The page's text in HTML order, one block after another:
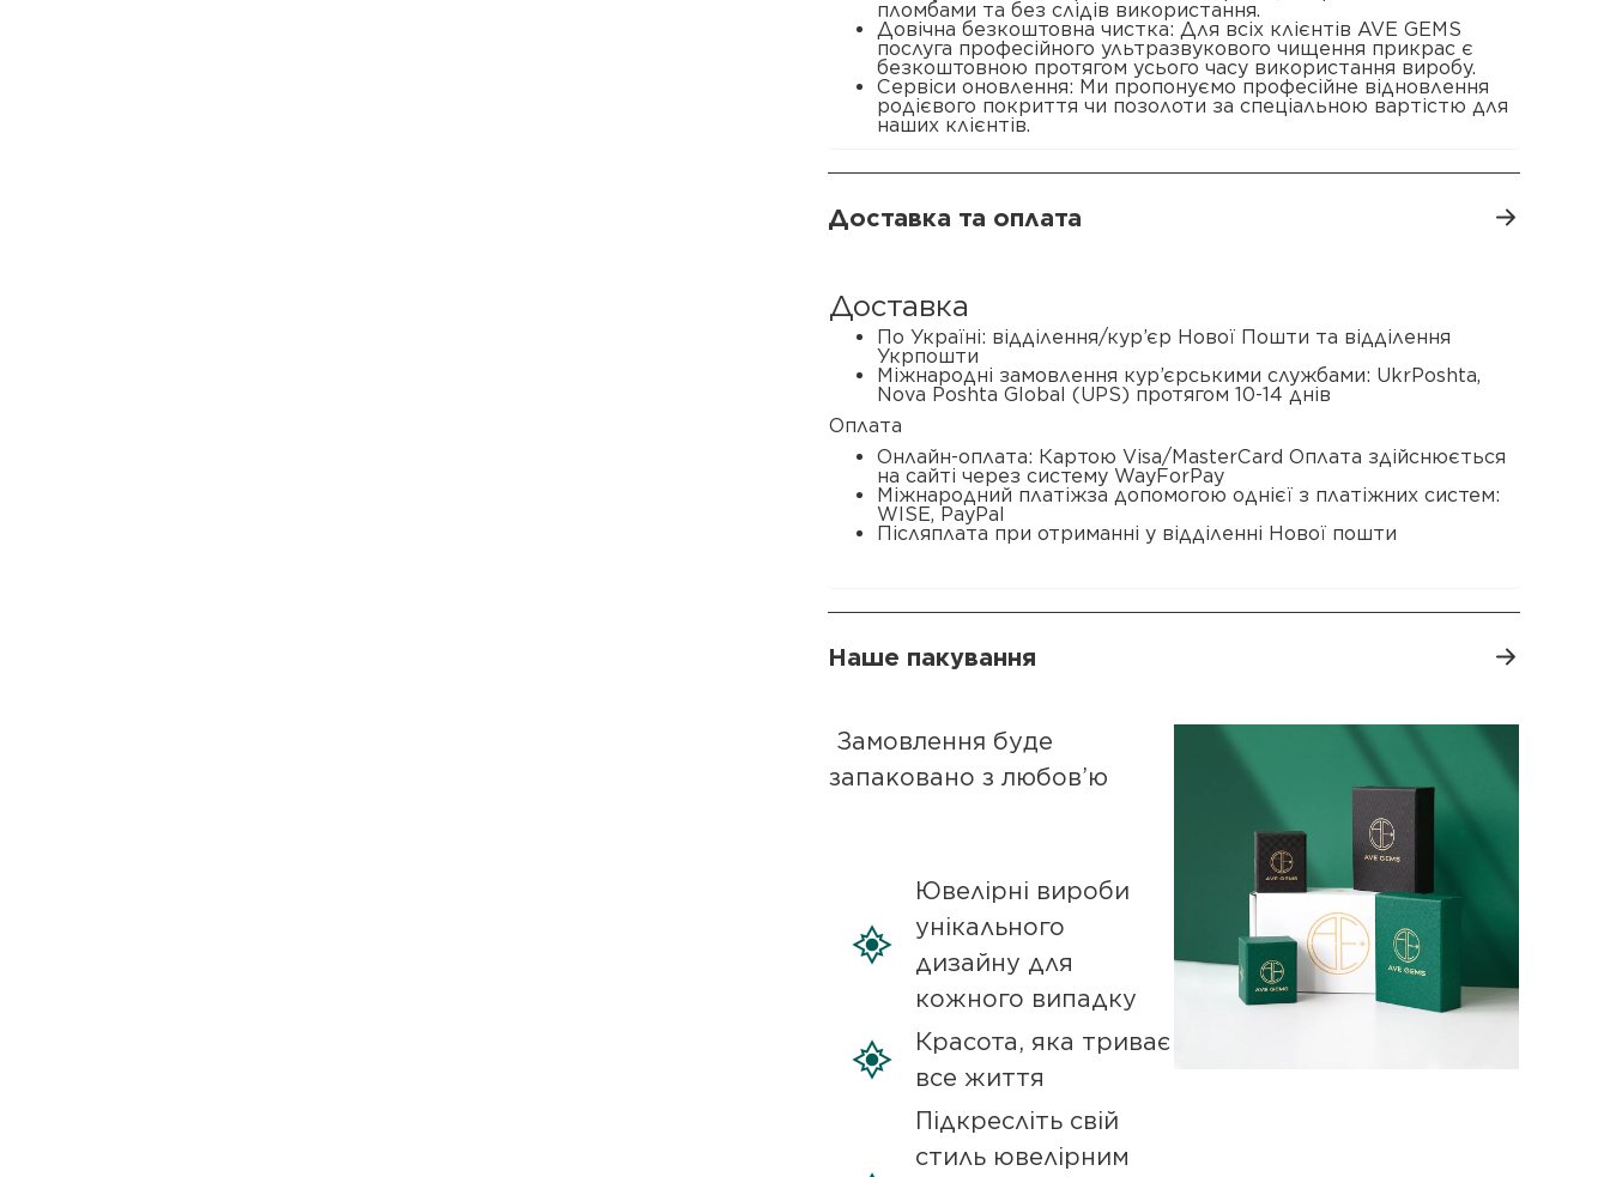
пломбами та без слідів використання.
Довічна безкоштовна чистка: Для всіх клієнтів AVE GEMS
послуга професійного ультразвукового чищення прикрас є
безкоштовною протягом усього часу використання виробу.
Сервіси оновлення: Ми пропонуємо професійне відновлення
родієвого покриття чи позолоти за спеціальною вартістю для
наших клієнтів.
Доставка та оплата
Доставка
По Україні: відділення/кур’єр Нової Пошти та відділення
Укрпошти
Міжнародні замовлення кур’єрськими службами: UkrPoshta,
Nova Poshta Global (UPS) протягом 10-14 днів
Оплата
Онлайн-оплата: Картою Visa/MasterCard Оплата здійснюється
на сайті через систему WayForPay
Міжнародний платіжза допомогою однієї з платіжних систем:
WISE, PayPal
Післяплата при отриманні у відділенні Нової пошти
Наше пакування
Замовлення буде
запаковано з любов’ю
Ювелірні вироби
унікального
дизайну для
кожного випадку
Красота, яка триває
все життя
Підкресліть свій
стиль ювелірним